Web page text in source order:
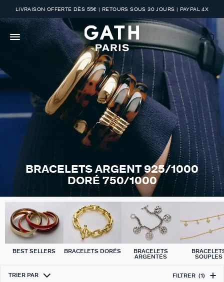
LIVRAISON OFFERTE DÈS 55€ | RETOURS SOUS 30 JOURS | PAYPAL 4X
BRACELETS ARGENT 925/1000
DORÉ 750/1000
BEST SELLERS BRACELETS DORÉS
BRACELETS
ARGENTÉS
SOUPLES
TRIER PAR FILTRER (1)